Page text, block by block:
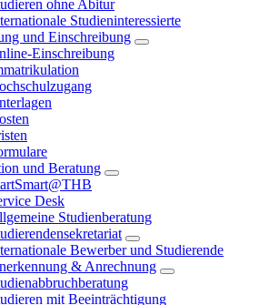
ohne Abitur
Studieninteressierte
und Einschreibung
Einschreibung
und Beratung
Desk
Studienberatung
Bewerber und Studierende
& Anrechnung
mit Beeinträchtigung